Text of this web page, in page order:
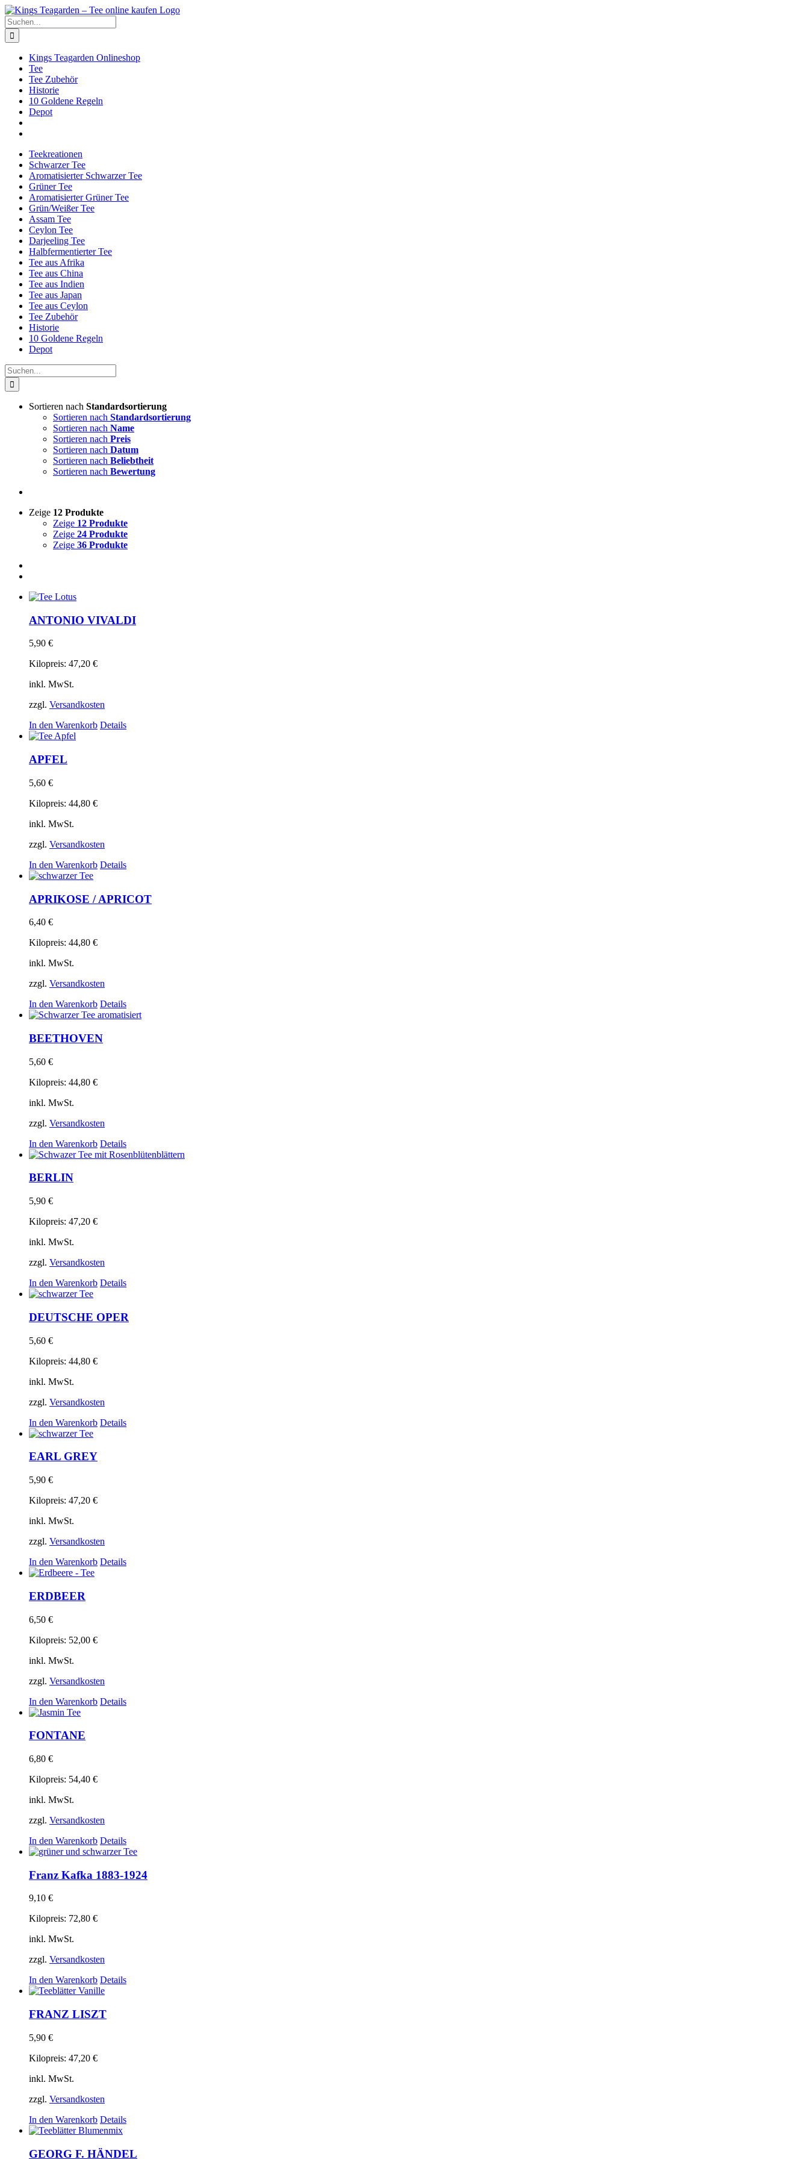
Zum
Inhalt
springen
Facebook
X
Instagram
Pinterest
Suche
nach:
Kings Teagarden Onlineshop
Tee
Tee Zubehör
Historie
10 Goldene Regeln
Depot
Teekreationen
Schwarzer Tee
Aromatisierter Schwarzer Tee
Grüner Tee
Aromatisierter Grüner Tee
Grün/Weißer Tee
Assam Tee
Ceylon Tee
Darjeeling Tee
Halbfermentierter Tee
Tee aus Afrika
Tee aus China
Tee aus Indien
Tee aus Japan
Tee aus Ceylon
Tee Zubehör
Historie
10 Goldene Regeln
Depot
Suche
nach:
Sortieren nach Standardsortierung
Sortieren nach Standardsortierung
Sortieren nach Name
Sortieren nach Preis
Sortieren nach Datum
Sortieren nach Beliebtheit
Sortieren nach Bewertung
Zeige 12 Produkte
Zeige 12 Produkte
Zeige 24 Produkte
Zeige 36 Produkte
ANTONIO VIVALDI
5,90 €
Kilopreis: 47,20 €
inkl. MwSt.
zzgl. Versandkosten
In den Warenkorb Details
APFEL
5,60 €
Kilopreis: 44,80 €
inkl. MwSt.
zzgl. Versandkosten
In den Warenkorb Details
APRIKOSE / APRICOT
6,40 €
Kilopreis: 44,80 €
inkl. MwSt.
zzgl. Versandkosten
In den Warenkorb Details
BEETHOVEN
5,60 €
Kilopreis: 44,80 €
inkl. MwSt.
zzgl. Versandkosten
In den Warenkorb Details
BERLIN
5,90 €
Kilopreis: 47,20 €
inkl. MwSt.
zzgl. Versandkosten
In den Warenkorb Details
DEUTSCHE OPER
5,60 €
Kilopreis: 44,80 €
inkl. MwSt.
zzgl. Versandkosten
In den Warenkorb Details
EARL GREY
5,90 €
Kilopreis: 47,20 €
inkl. MwSt.
zzgl. Versandkosten
In den Warenkorb Details
ERDBEER
6,50 €
Kilopreis: 52,00 €
inkl. MwSt.
zzgl. Versandkosten
In den Warenkorb Details
FONTANE
6,80 €
Kilopreis: 54,40 €
inkl. MwSt.
zzgl. Versandkosten
In den Warenkorb Details
Franz Kafka 1883-1924
9,10 €
Kilopreis: 72,80 €
inkl. MwSt.
zzgl. Versandkosten
In den Warenkorb Details
FRANZ LISZT
5,90 €
Kilopreis: 47,20 €
inkl. MwSt.
zzgl. Versandkosten
In den Warenkorb Details
GEORG F. HÄNDEL